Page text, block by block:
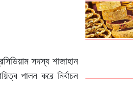
সদস্য শাজাহান
পালন করে নির্বাচন